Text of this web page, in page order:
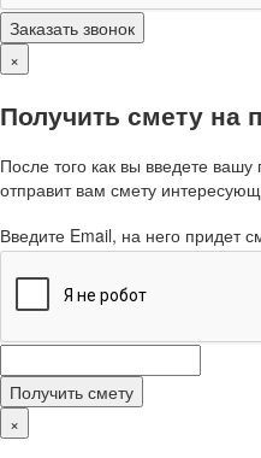
Заказать звонок
×
Получить смету на
После того как вы введете вашу
отправит вам смету
Введите Email, на него придет
Получить смету
×